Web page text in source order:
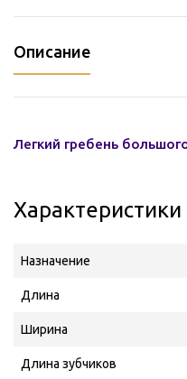
Описание
Легкий гребень
Характеристики
Назначение
Длина
Ширина
Длина зубчиков